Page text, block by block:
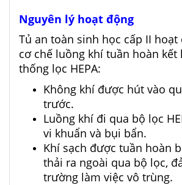
Nguyên lý hoạt động
Tủ an toàn sinh học cấp II
cơ chế luồng khí tuần hoàn kết
thống lọc HEPA:
Không khí được hút vào
trước.
Luồng khí đi qua bộ lọc
vi khuẩn và bụi bẩn.
Khí sạch được tuần hoàn
thải ra ngoài qua bộ lọc,
trường làm việc vô trùng.